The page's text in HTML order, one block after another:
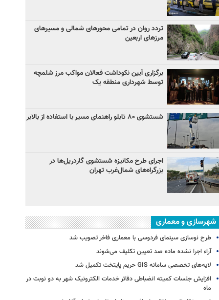
تردد روان در تمامی محورهای شمالی و مسیرهای
مرزهای اربعین
برگزاری آیین نکوداشت فعالان مواکب مرز شلمچه
توسط شهرداری منطقه یک
شستشوی ۸۰ تابلو راهنمای مسیر با استفاده از بالابر
اجرای طرح مکانیزه شستشوی گاردریل‌ها در
بزرگراه‌های شمال‌غرب تهران
شهرسازی و معماری
طرح نوسازی سینمای فردوسی با معماری فاخر تصویب شد
آراء اجرا نشده ماده صد تعیین تکلیف می‌شوند
لایه‌های تخصصی سامانه GIS حریم پایتخت تکمیل شد
افزایش جلسات کمیته انضباطی دفاتر خدمات الکترونیک شهر به دو نوبت در
ماه